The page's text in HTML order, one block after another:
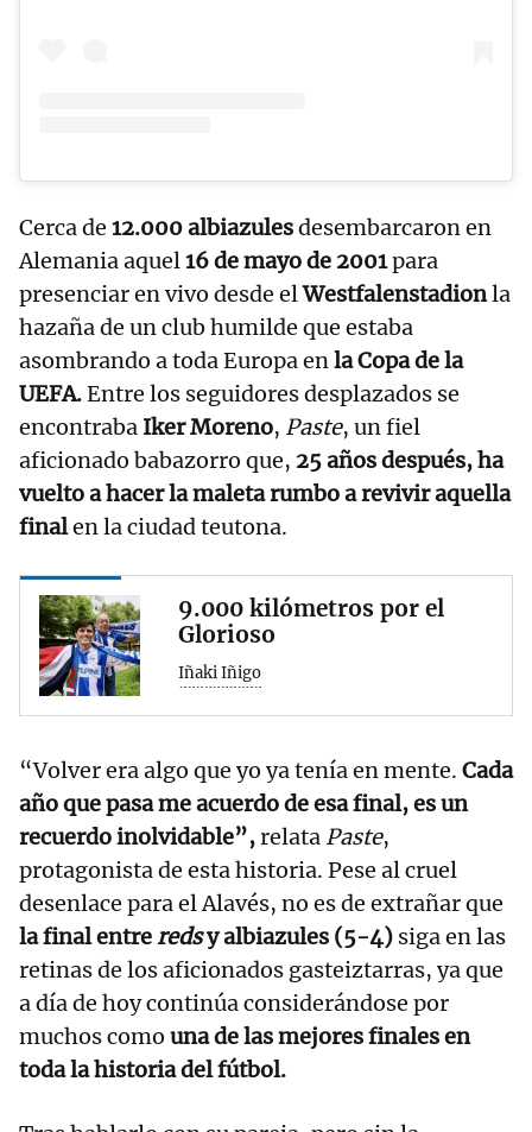
Cerca de 12.000 albiazulesdesembarcaron en
Alemania aquel16 de mayo de 2001para
presenciar en vivo desde elWestfalenstadionla
hazaña de un club humilde que estaba
asombrando a toda Europa enla Copa de la
UEFA.Entre los seguidores desplazados se
encontraba Iker Moreno, Paste, un fiel
aficionado babazorro que, 25 años después, ha
vuelto a hacer la maleta rumbo a revivir aquella
finalen la ciudad teutona.
9.000 kilómetros por el
Glorioso
Iñaki Iñigo
“Volver era algo que yo ya tenía en mente. Cada
año que pasa me acuerdo de esa final, es un
recuerdo inolvidable”,relata Paste,
protagonista de esta historia. Pese al cruel
desenlace para el Alavés, no es de extrañar que
la final entreredsy albiazules (5-4) siga en las
retinas de los aficionados gasteiztarras, ya que
a día de hoy continúa considerándose por
muchos como una de las mejores finales en
toda la historia del fútbol.